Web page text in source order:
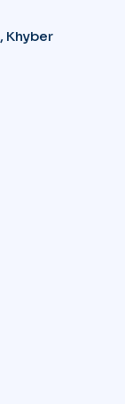
Khyber